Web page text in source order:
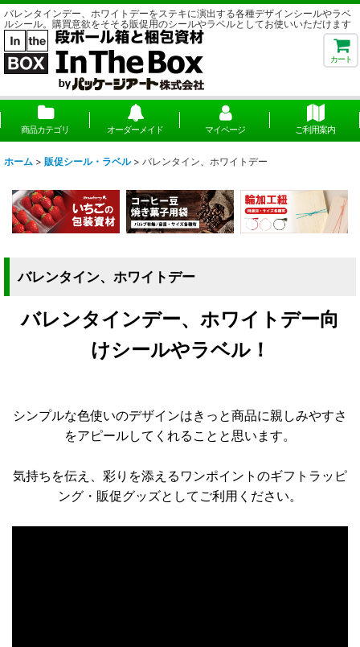
バレンタインデー、ホワイトデーをステキに演出する各種デザインシールやラベ
ルシール。購買意欲をそそる販促用のシールやラベルとしてお使いいただけます
カート
商品カテゴリ オーダーメイド マイページ ご利用案内
ホーム > 販促シール・ラベル > バレンタイン、ホワイトデー
バレンタイン、ホワイトデー
バレンタインデー、ホワイトデー向
けシールやラベル！
シンプルな色使いのデザインはきっと商品に親しみやすさ
をアピールしてくれることと思います。
気持ちを伝え、彩りを添えるワンポイントのギフトラッピ
ング・販促グッズとしてご利用ください。